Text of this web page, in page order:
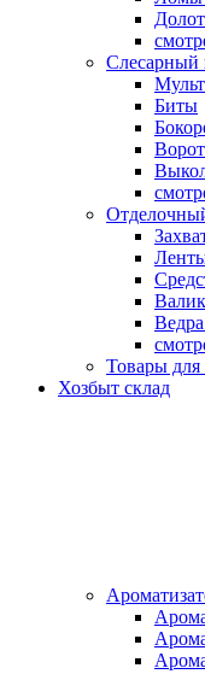
Слесарный
Биты
Товары для
Хозбыт склад